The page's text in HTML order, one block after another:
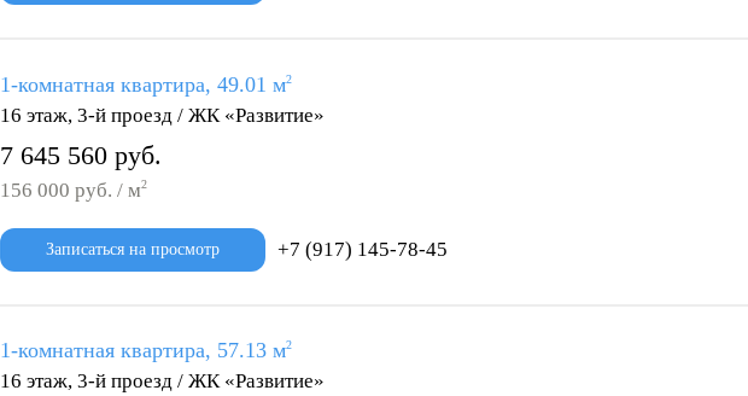
1-комнатная квартира, 49.01 м2
16 этаж, 3-й проезд / ЖК «Развитие»
7 645 560 руб.
156 000 руб. / м2
Записаться на просмотр +7 (917) 145-78-45
1-комнатная квартира, 57.13 м2
16 этаж, 3-й проезд / ЖК «Развитие»